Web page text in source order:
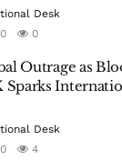
Desk
0 0
Outrage as
Sparks
Desk
0 4